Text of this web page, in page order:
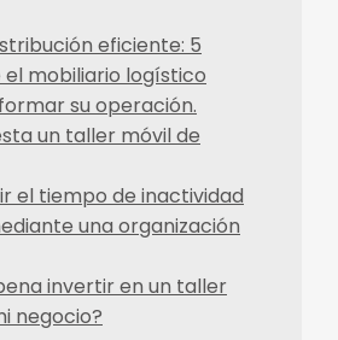
eficiente: 5
mobiliario logístico
su operación.
un taller móvil de
el tiempo de inactividad
una organización
invertir en un taller
negocio?